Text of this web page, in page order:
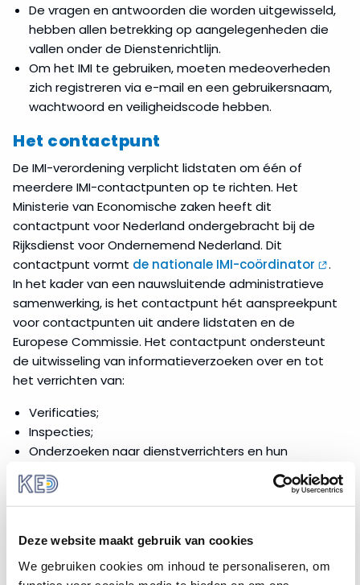
Deze website maakt gebruik van cookies
We gebruiken cookies om inhoud te personaliseren, om
De vragen en antwoorden die worden uitgewisseld,
hebben allen betrekking op aangelegenheden die
vallen onder de Dienstenrichtlijn.
Om het IMI te gebruiken, moeten medeoverheden
zich registreren via e-mail en een gebruikersnaam,
wachtwoord en veiligheidscode hebben.
Het contactpunt
De IMI-verordening verplicht lidstaten om één of
meerdere IMI-contactpunten op te richten. Het
Ministerie van Economische zaken heeft dit
contactpunt voor Nederland ondergebracht bij de
Rijksdienst voor Ondernemend Nederland. Dit
contactpunt vormt de nationale IMI-coördinator
.
In het kader van een nauwsluitende administratieve
samenwerking, is het contactpunt hét aanspreekpunt
voor contactpunten uit andere lidstaten en de
Europese Commissie. Het contactpunt ondersteunt
de uitwisseling van informatieverzoeken over en tot
het verrichten van:
Verificaties;
Inspecties;
Onderzoeken naar dienstverrichters en hun
diensten tussen de bevoegde instanties en de
bevoegde instanties van andere lidstaten.
en toezichthoudende rol. De verzoeken worden
rechtstreeks tussen de bevoegde instanties
uitgewisseld. Ook heeft het contactpunt de taak om